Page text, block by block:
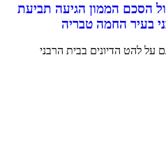
הסכם הממון הגיעה תביעת
בעיר החמה טבריה
על להט הדיונים בבית הרבני